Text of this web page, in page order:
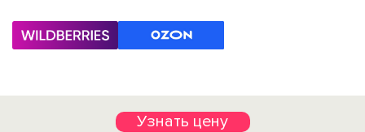
Узнать цену